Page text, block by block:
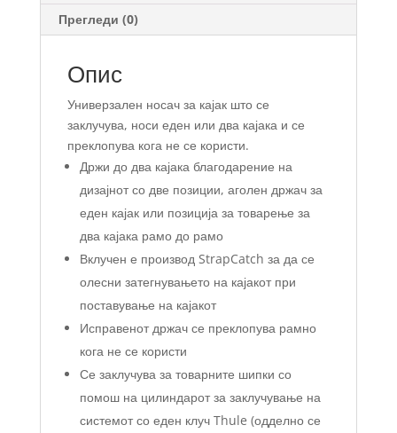
Прегледи (0)
Опис
Универзален носач за кајак што се
заклучува, носи еден или два кајака и се
преклопува кога не се користи.
Држи до два кајака благодарение на
дизајнот со две позиции, аголен држач за
еден кајак или позиција за товарење за
два кајака рамо до рамо
Вклучен е производ StrapCatch за да се
олесни затегнувањето на кајакот при
поставување на кајакот
Исправенот држач се преклопува рамно
кога не се користи
Се заклучува за товарните шипки со
помош на цилиндарот за заклучување на
системот со еден клуч Thule (одделно се